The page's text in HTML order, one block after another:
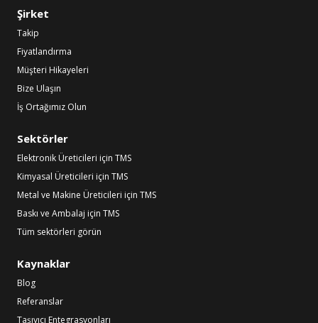
Şirket
Takip
Fiyatlandırma
Müşteri Hikayeleri
Bize Ulaşın
İş Ortağımız Olun
Sektörler
Elektronik Üreticileri için TMS
Kimyasal Üreticileri için TMS
Metal ve Makine Üreticileri için TMS
Baskı ve Ambalaj için TMS
Tüm sektörleri görün
Kaynaklar
Blog
Referanslar
Taşıyıcı Entegrasyonları